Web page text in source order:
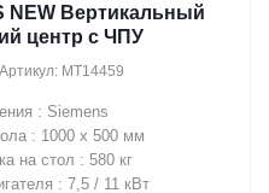
NEW Вертикальный
центр с ЧПУ
Артикул: MT14459
: Siemens
: 1000 х 500 мм
на стол : 580 кг
: 7,5 / 11 кВт